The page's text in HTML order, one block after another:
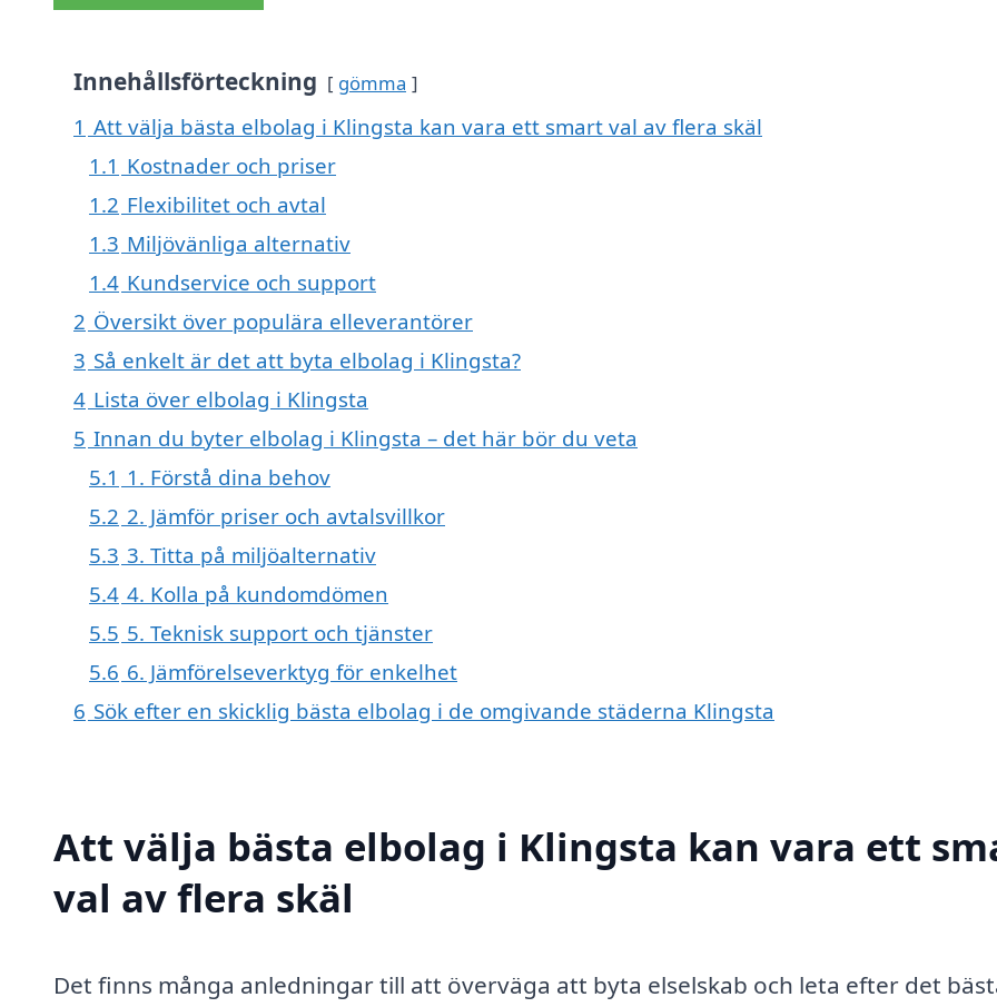
Innehållsförteckning gömma
1 Att välja bästa elbolag i Klingsta kan vara ett smart val av flera skäl
1.1 Kostnader och priser
1.2 Flexibilitet och avtal
1.3 Miljövänliga alternativ
1.4 Kundservice och support
2 Översikt över populära elleverantörer
3 Så enkelt är det att byta elbolag i Klingsta?
4 Lista över elbolag i Klingsta
5 Innan du byter elbolag i Klingsta – det här bör du veta
5.1 1. Förstå dina behov
5.2 2. Jämför priser och avtalsvillkor
5.3 3. Titta på miljöalternativ
5.4 4. Kolla på kundomdömen
5.5 5. Teknisk support och tjänster
5.6 6. Jämförelseverktyg för enkelhet
6 Sök efter en skicklig bästa elbolag i de omgivande städerna Klingsta
Att välja bästa elbolag i Klingsta kan vara ett
val av flera skäl
Det finns många anledningar till att överväga att byta elselskab och leta efter det